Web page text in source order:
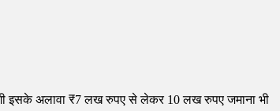
इसके अलावा ₹7 लख रुपए से लेकर 10 लख रुपए जमाना भी